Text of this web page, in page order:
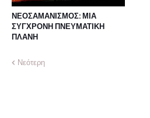
ΝΕΟΣΑΜΑΝΙΣΜΟΣ: ΜΙΑ
ΣΥΓΧΡΟΝΗ ΠΝΕΥΜΑΤΙΚΗ
ΠΛΑΝΗ
Νεότερη